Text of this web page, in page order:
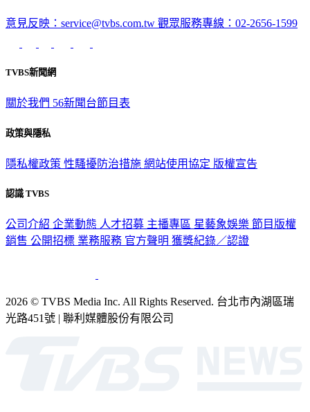
意見反映：service@tvbs.com.tw 觀眾服務專線：02-2656-1599
TVBS新聞網
關於我們 56新聞台節目表
政策與隱私
隱私權政策 性騷擾防治措施 網站使用協定 版權宣告
認識 TVBS
公司介紹 企業動態 人才招募 主播專區 星藝象娛樂 節目版權
銷售 公開招標 業務服務 官方聲明 獲獎紀錄／認證
2026 © TVBS Media Inc. All Rights Reserved. 台北市內湖區瑞
光路451號 | 聯利媒體股份有限公司